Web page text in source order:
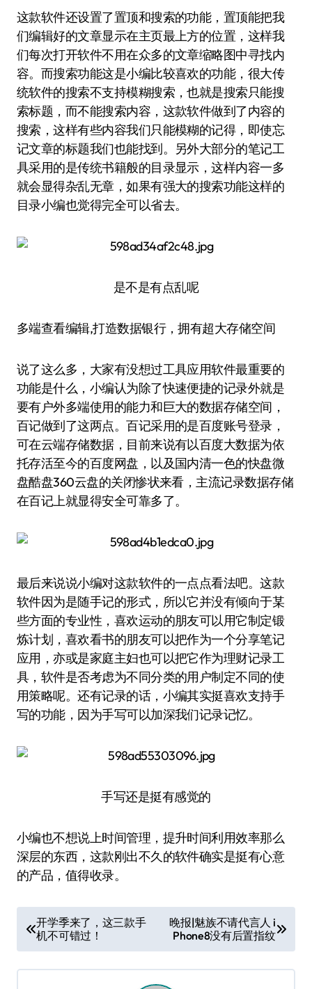
这款软件还设置了置顶和搜索的功能，置顶能把我
们编辑好的文章显示在主页最上方的位置，这样我
们每次打开软件不用在众多的文章缩略图中寻找内
容。而搜索功能这是小编比较喜欢的功能，很大传
统软件的搜索不支持模糊搜索，也就是搜索只能搜
索标题，而不能搜索内容，这款软件做到了内容的
搜索，这样有些内容我们只能模糊的记得，即使忘
记文章的标题我们也能找到。另外大部分的笔记工
具采用的是传统书籍般的目录显示，这样内容一多
就会显得杂乱无章，如果有强大的搜索功能这样的
目录小编也觉得完全可以省去。
是不是有点乱呢
多端查看编辑,打造数据银行，拥有超大存储空间
说了这么多，大家有没想过工具应用软件最重要的
功能是什么，小编认为除了快速便捷的记录外就是
要有户外多端使用的能力和巨大的数据存储空间，
百记做到了这两点。百记采用的是百度账号登录，
可在云端存储数据，目前来说有以百度大数据为依
托存活至今的百度网盘，以及国内清一色的快盘微
盘酷盘360云盘的关闭惨状来看，主流记录数据存储
在百记上就显得安全可靠多了。
最后来说说小编对这款软件的一点点看法吧。这款
软件因为是随手记的形式，所以它并没有倾向于某
些方面的专业性，喜欢运动的朋友可以用它制定锻
炼计划，喜欢看书的朋友可以把作为一个分享笔记
应用，亦或是家庭主妇也可以把它作为理财记录工
具，软件是否考虑为不同分类的用户制定不同的使
用策略呢。还有记录的话，小编其实挺喜欢支持手
写的功能，因为手写可以加深我们记录记忆。
手写还是挺有感觉的
小编也不想说上时间管理，提升时间利用效率那么
深层的东西，这款刚出不久的软件确实是挺有心意
的产品，值得收录。
章
导
开学季来了，这三款手
机不可错过！
晚报|魅族不请代言人 i
Phone8没有后置指纹